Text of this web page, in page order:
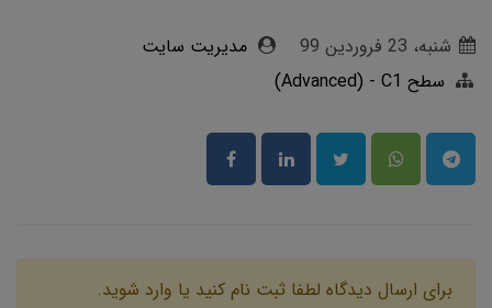
شنبه، 23 فروردین 99
مدیریت سایت
سطح Advanced) - C1)
برای ارسال دیدگاه لطفا ثبت نام کنید یا وارد شوید.